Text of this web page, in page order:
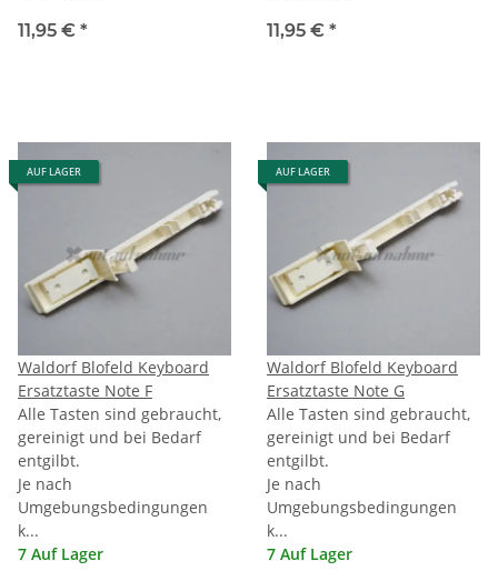
11,95 € *
11,95 € *
AUF LAGER
Waldorf Blofeld Keyboard
Ersatztaste Note F
Alle Tasten sind gebraucht,
gereinigt und bei Bedarf
entgilbt.
Je nach
Umgebungsbedingungen
k...
7 Auf Lager
AUF LAGER
Waldorf Blofeld Keyboard
Ersatztaste Note G
Alle Tasten sind gebraucht,
gereinigt und bei Bedarf
entgilbt.
Je nach
Umgebungsbedingungen
k...
7 Auf Lager